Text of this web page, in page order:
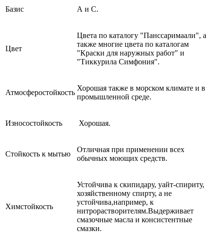
Базис А и С.
Цвет
Цвета по каталогу "Панссаримаали", а
также многие цвета по каталогам
"Краски для наружных работ" и
"Тиккурила Симфония".
Атмосферостойкость
Хорошая также в морском климате и в
промышленной среде.
Износостойкость Хорошая.
Стойкость к мытью
Отличная при применении всех
обычных моющих средств.
Химстойкость
Устойчива к скипидару, уайт-спириту,
хозяйственному спирту, а не
устойчива,например, к
нитрорастворителям.Выдерживает
смазочные масла и консистентные
смазки.